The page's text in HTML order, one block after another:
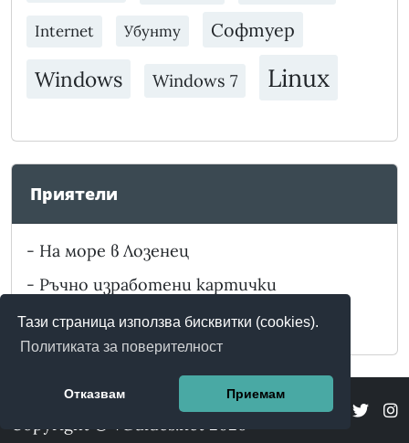
Тази страница използва бисквитки (cookies).
Политиката за поверителност
Отказвам Приемам
Internet Убунту Софтуер
Windows Windows 7 Linux
Приятели
- На море в Лозенец
- Ръчно изработени картички
-Забележителности в България
Copyright © vGuides.net 2026